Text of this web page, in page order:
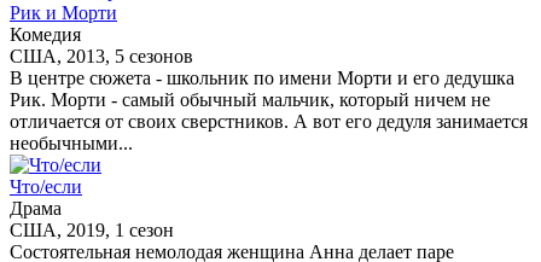
Рик и Морти
Комедия
США, 2013, 5 сезонов
В центре сюжета - школьник по имени Морти и его дедушка
Рик. Морти - самый обычный мальчик, который ничем не
отличается от своих сверстников. А вот его дедуля занимается
необычными...
Что/если
Драма
США, 2019, 1 сезон
Состоятельная немолодая женщина Анна делает паре